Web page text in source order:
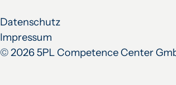
Datenschutz
Impressum
© 2026 5PL Competence Center